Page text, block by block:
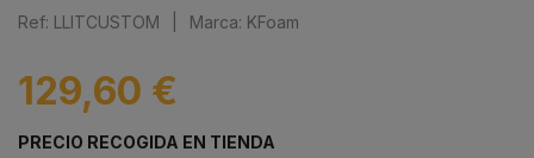
Ref: LLITCUSTOM Marca: KFoam
129,60 €
PRECIO RECOGIDA EN TIENDA